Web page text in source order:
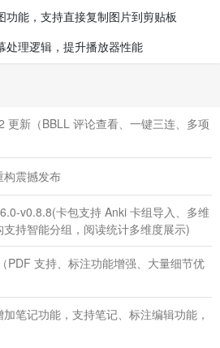
功能，支持直接复制图片到剪贴板
处理逻辑，提升播放器性能
更新（BBLL 评论查看、一键三连、多项
构震撼发布
v0.8.8(卡包支持 Anki 卡组导入、多维
持智能分组，阅读统计多维度展示)
PDF 支持、标注功能增强、大量细节优
笔记功能，支持笔记、标注编辑功能，